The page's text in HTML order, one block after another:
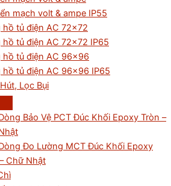
mạch volt & ampe IP55
tủ điện AC 72×72
tủ điện AC 72×72 IP65
tủ điện AC 96×96
tủ điện AC 96×96 IP65
Lọc Bụi
Bảo Vệ PCT Đúc Khối Epoxy Tròn –
Đo Lường MCT Đúc Khối Epoxy
Chữ Nhật